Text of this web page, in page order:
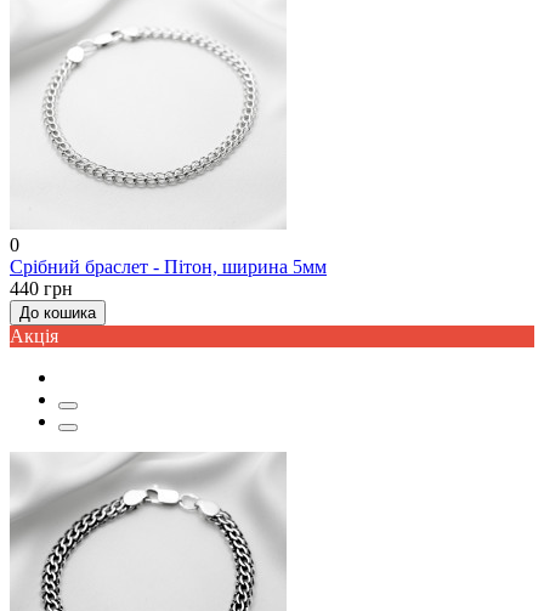
0
Срібний браслет - Пітон, ширина 5мм
440 грн
До кошика
Акцiя